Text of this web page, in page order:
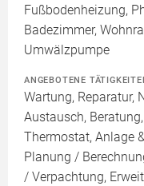
Fußbodenheizung,
Badezimmer,
Umwälzpumpe
ANGEBOTENE
Wartung, Reparatur,
Austausch,
Thermostat, Anlage
Planung /
/ Verpachtung,